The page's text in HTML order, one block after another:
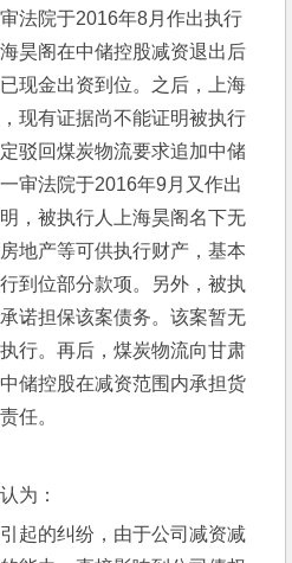
法院于2016年8月作出执行
昊阁在中储控股减资退出后
现金出资到位。之后，上海
现有证据尚不能证明被执行
驳回煤炭物流要求追加中储
审法院于2016年9月又作出
，被执行人上海昊阁名下无
地产等可供执行财产，基本
到位部分款项。另外，被执
诺担保该案债务。该案暂无
行。再后，煤炭物流向甘肃
储控股在减资范围内承担货
任。
为：
起的纠纷，由于公司减资减